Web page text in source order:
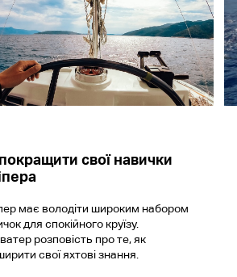
свої навички
має володіти широким набором
для спокійного круїзу.
розповість про те, як
свої яхтові знання.